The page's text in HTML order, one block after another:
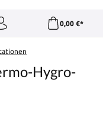
0,00 €*
Hygro-